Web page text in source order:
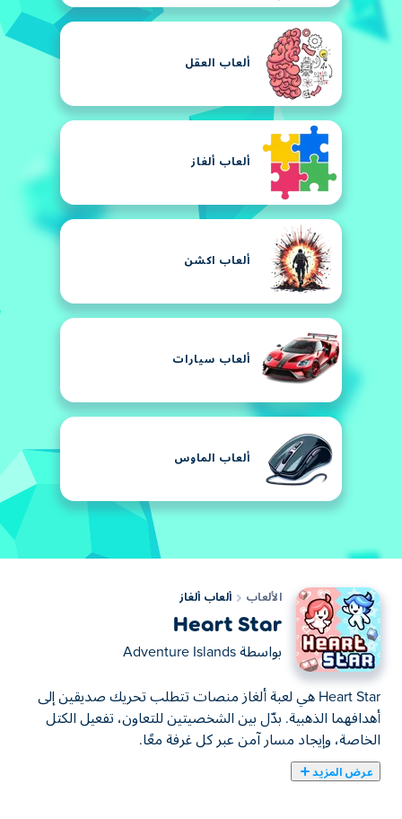
ألعاب العقل
ألعاب ألغاز
ألعاب اكشن
ألعاب سيارات
ألعاب الماوس
الألعاب ألعاب ألغاز
Heart Star
بواسطة Adventure Islands
Heart Star هي لعبة ألغاز منصات تتطلب تحريك صديقين إلى
أهدافهما الذهبية. بدّل بين الشخصيتين للتعاون، تفعيل الكتل
الخاصة، وإيجاد مسار آمن عبر كل غرفة معًا.
عرض المزيد